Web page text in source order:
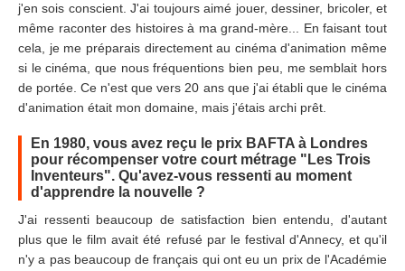
j'en sois conscient. J'ai toujours aimé jouer, dessiner, bricoler, et
même raconter des histoires à ma grand-mère... En faisant tout
cela, je me préparais directement au cinéma d'animation même
si le cinéma, que nous fréquentions bien peu, me semblait hors
de portée. Ce n'est que vers 20 ans que j'ai établi que le cinéma
d'animation était mon domaine, mais j'étais archi prêt.
En 1980, vous avez reçu le prix BAFTA à Londres
pour récompenser votre court métrage "Les Trois
Inventeurs". Qu'avez-vous ressenti au moment
d'apprendre la nouvelle ?
J'ai ressenti beaucoup de satisfaction bien entendu, d'autant
plus que le film avait été refusé par le festival d'Annecy, et qu'il
n'y a pas beaucoup de français qui ont eu un prix de l'Académie